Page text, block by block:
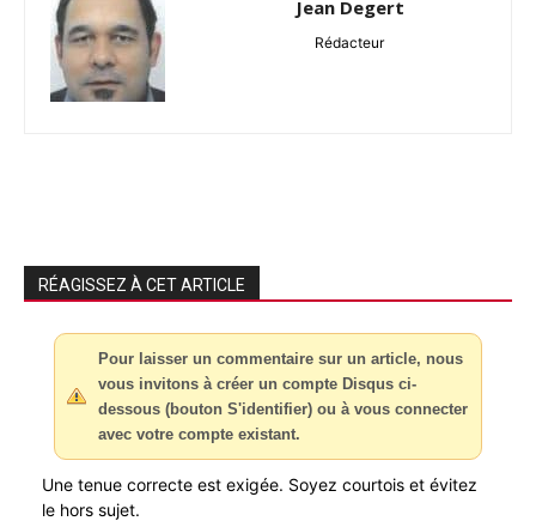
Jean Degert
Rédacteur
RÉAGISSEZ À CET ARTICLE
Pour laisser un commentaire sur un article, nous
vous invitons à créer un compte Disqus ci-
dessous (bouton S'identifier) ou à vous connecter
avec votre compte existant.
Une tenue correcte est exigée. Soyez courtois et évitez
le hors sujet.